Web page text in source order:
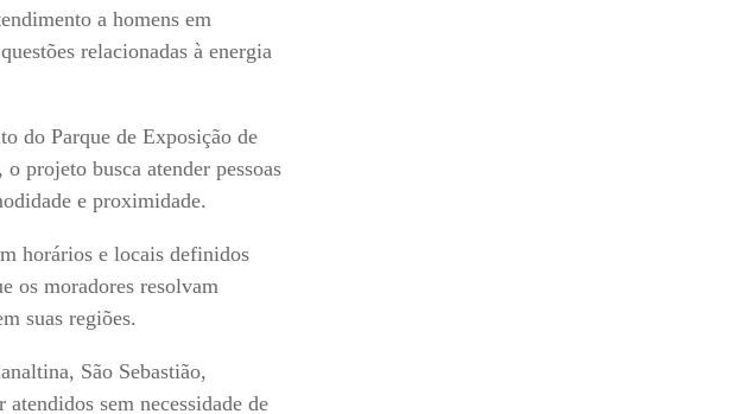
a homens em
relacionadas à energia
do Parque de Exposição de
projeto busca atender pessoas
e proximidade.
horários e locais definidos
os moradores resolvam
suas regiões.
São Sebastião,
sem necessidade de